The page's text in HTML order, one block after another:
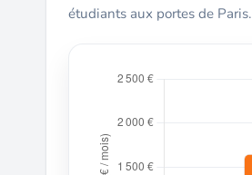
étudiants aux portes de Paris.